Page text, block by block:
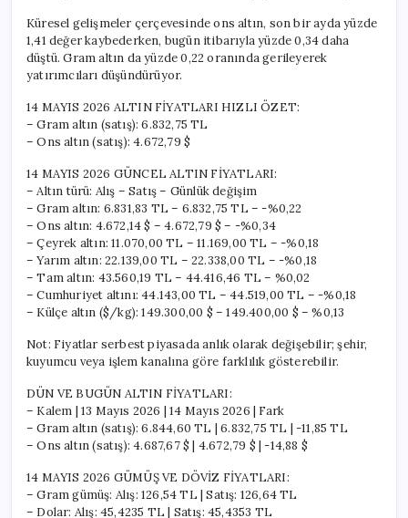
Küresel gelişmeler çerçevesinde ons altın, son bir ayda yüzde
1,41 değer kaybederken, bugün itibarıyla yüzde 0,34 daha
düştü. Gram altın da yüzde 0,22 oranında gerileyerek
yatırımcıları düşündürüyor.
14 MAYIS 2026 ALTIN FİYATLARI HIZLI ÖZET:
– Gram altın (satış): 6.832,75 TL
– Ons altın (satış): 4.672,79 $
14 MAYIS 2026 GÜNCEL ALTIN FİYATLARI:
– Altın türü: Alış – Satış – Günlük değişim
– Gram altın: 6.831,83 TL – 6.832,75 TL – -%0,22
– Ons altın: 4.672,14 $ – 4.672,79 $ – -%0,34
– Çeyrek altın: 11.070,00 TL – 11.169,00 TL – -%0,18
– Yarım altın: 22.139,00 TL – 22.338,00 TL – -%0,18
– Tam altın: 43.560,19 TL – 44.416,46 TL – %0,02
– Cumhuriyet altını: 44.143,00 TL – 44.519,00 TL – -%0,18
– Külçe altın ($/kg): 149.300,00 $ – 149.400,00 $ – %0,13
Not: Fiyatlar serbest piyasada anlık olarak değişebilir; şehir,
kuyumcu veya işlem kanalına göre farklılık gösterebilir.
DÜN VE BUGÜN ALTIN FİYATLARI:
– Kalem | 13 Mayıs 2026 | 14 Mayıs 2026 | Fark
– Gram altın (satış): 6.844,60 TL | 6.832,75 TL | -11,85 TL
– Ons altın (satış): 4.687,67 $ | 4.672,79 $ | -14,88 $
14 MAYIS 2026 GÜMÜŞ VE DÖVİZ FİYATLARI:
– Gram gümüş: Alış: 126,54 TL | Satış: 126,64 TL
– Dolar: Alış: 45,4235 TL | Satış: 45,4353 TL